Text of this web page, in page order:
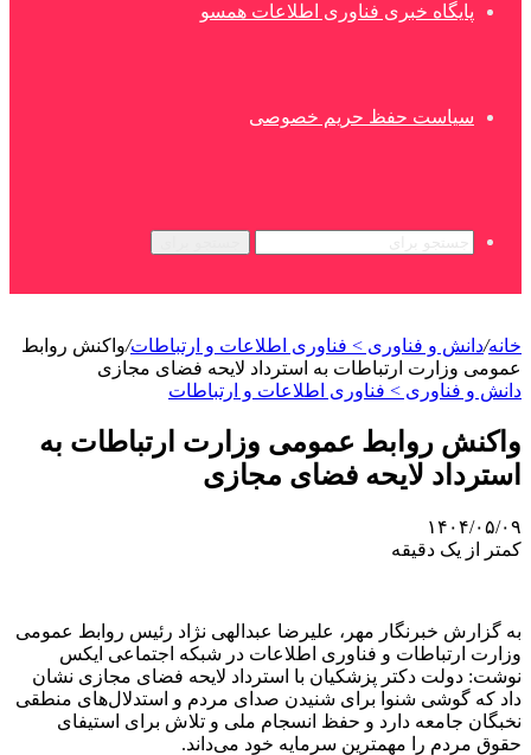
پایگاه خبری فناوری اطلاعات همسو
سیاست حفظ حریم خصوصی
خانه/دانش و فناوری > فناوری اطلاعات و ارتباطات/واکنش روابط
عمومی وزارت ارتباطات به استرداد لایحه فضای مجازی
دانش و فناوری > فناوری اطلاعات و ارتباطات
واکنش روابط عمومی وزارت ارتباطات به
استرداد لایحه فضای مجازی
۱۴۰۴/۰۵/۰۹
کمتر از یک دقیقه
به گزارش خبرنگار مهر، علیرضا عبدالهی نژاد رئیس روابط عمومی
وزارت ارتباطات و فناوری اطلاعات در شبکه اجتماعی ایکس
نوشت: دولت دکتر پزشکیان با استرداد لایحه فضای مجازی نشان
داد که گوشی شنوا برای شنیدن صدای مردم و استدلال‌های منطقی
نخبگان جامعه دارد و حفظ انسجام ملی و تلاش برای استیفای
حقوق مردم را مهمترین سرمایه خود می‌داند.